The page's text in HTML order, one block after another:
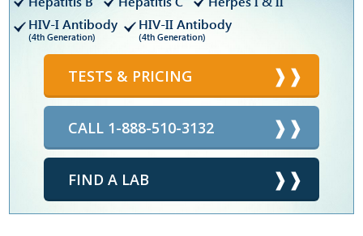
HIV-I Antibody
(4th Generation)
HIV-II Antibody
(4th Generation)
TESTS & PRICING
CALL 1-888-510-3132
FIND A LAB